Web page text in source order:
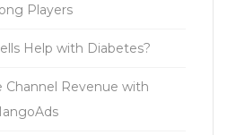
Players
Help with Diabetes?
Channel Revenue with